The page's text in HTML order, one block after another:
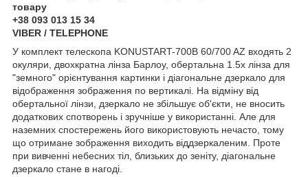
товару
+38 093 013 15 34
VIBER / TELEPHONE
У комплект телескопа KONUSTART-700B 60/700 AZ входять 2
окуляри, двохкратна лінза Барлоу, обертальна 1.5x лінза для
"земного" орієнтування картинки і діагональне дзеркало для
відображення зображення по вертикалі. На відміну від
обертальної лінзи, дзеркало не збільшує об'єкти, не вносить
додаткових спотворень і зручніше у використанні. Але для
наземних спостережень його використовують нечасто, тому
що отримане зображення виходить віддзеркаленим. Проте
при вивченні небесних тіл, близьких до зеніту, діагональне
дзеркало стане в нагоді.